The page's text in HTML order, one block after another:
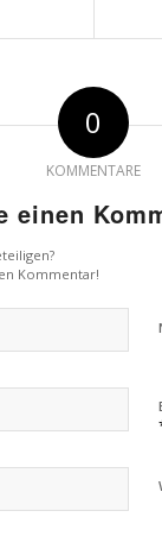
0
KOMMENTARE
einen
Kommentar!